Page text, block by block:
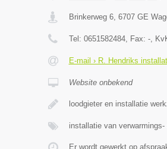
Brinkerweg 6, 6707 GE
Tel: 0651582484, Fax: -,
E-mail › R. Hendriks
Website onbekend
loodgieter en installatie
installatie van
Er wordt gewerkt op